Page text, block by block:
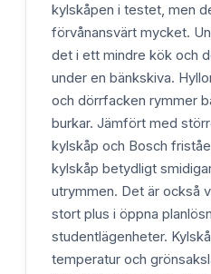
kylskåpen i testet, men
förvånansvärt mycket.
det i ett mindre kök och
under en bänkskiva.
och dörrfacken rymmer
burkar. Jämfört med
kylskåp och Bosch
kylskåp betydligt
utrymmen. Det är också
stort plus i öppna
studentlägenheter.
temperatur och